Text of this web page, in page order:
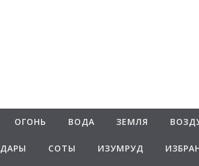
ОГОНЬ ВОДА ЗЕМЛЯ
ДАРЫ СОТЫ ИЗУМРУД